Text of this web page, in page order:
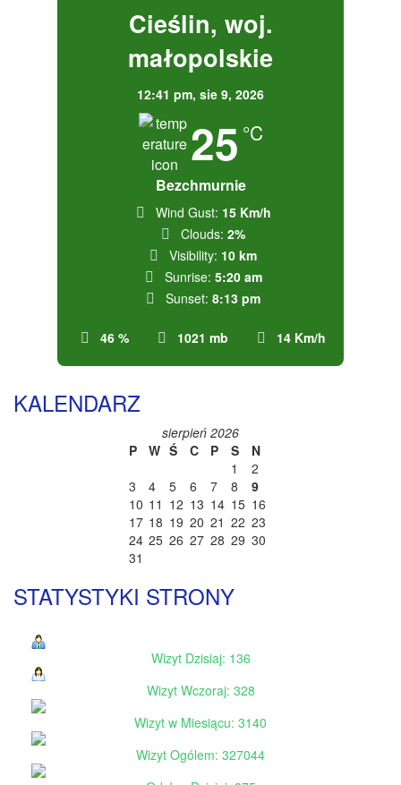
Cieślin, woj.
małopolskie
12:41 pm, sie 9, 2026
25 °C
Bezchmurnie
46 % 1021 mb 14 Km/h
Wind Gust: 15 Km/h
Clouds: 2%
Visibility: 10 km
Sunrise: 5:20 am
Sunset: 8:13 pm
KALENDARZ
sierpień 2026
P
W Ś C P S
N
1
2
3
4 5 6 7 8
9
10 11 12 13 14 15 16
17 18 19 20 21 22 23
24 25 26 27 28 29 30
31
STATYSTYKI STRONY
Wizyt Dzisiaj: 136
Wizyt Wczoraj: 328
Wizyt w Miesiącu: 3140
Wizyt Ogólem: 327044